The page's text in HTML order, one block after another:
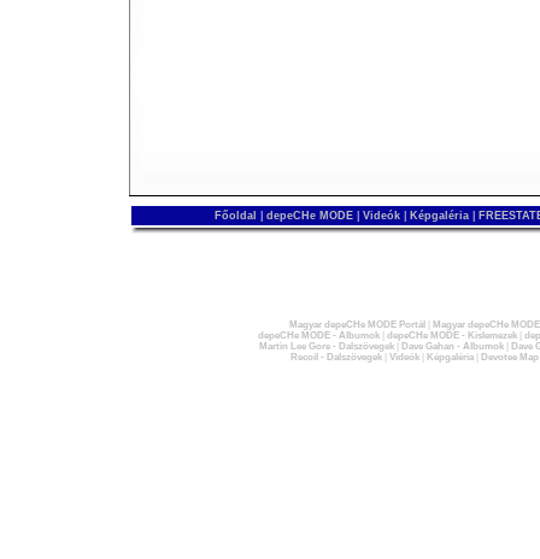
Főoldal depeCHe MODE Videók Képgaléria
Magyar depeCHe MODE Portál
Magyar depeCHe
depeCHe MODE - Albumok| depeCHe MODE - Kislemezek|
Martin Lee Gore - Dalszövegek| Dave Gahan - Albumok|
Dave
Recoil - Dalszövegek| Videók| Képgaléria| Devotee Map